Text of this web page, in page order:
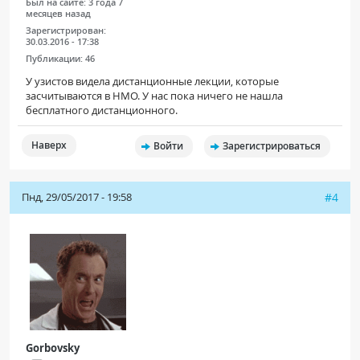
месяцев назад
Зарегистрирован:
30.03.2016 - 17:38
Публикации: 46
У узистов видела дистанционные лекции, которые
засчитываются в НМО. У нас пока ничего не нашла
бесплатного дистанционного.
Наверх Войти Зарегистрироваться
Пнд, 29/05/2017 - 19:58 #4
Gorbovsky